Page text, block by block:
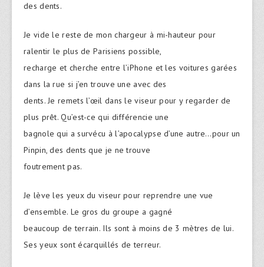
des dents.
Je vide le reste de mon chargeur à mi-hauteur pour
ralentir le plus de Parisiens possible,
recharge et cherche entre l’iPhone et les voitures garées
dans la rue si j’en trouve une avec des
dents. Je remets l’œil dans le viseur pour y regarder de
plus prêt. Qu’est-ce qui différencie une
bagnole qui a survécu à l’apocalypse d’une autre…pour un
Pinpin, des dents que je ne trouve
foutrement pas.
Je lève les yeux du viseur pour reprendre une vue
d’ensemble. Le gros du groupe a gagné
beaucoup de terrain. Ils sont à moins de 3 mètres de lui.
Ses yeux sont écarquillés de terreur.